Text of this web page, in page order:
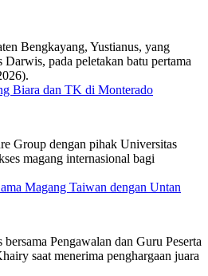
Biara dan TK di Monterado
Magang Taiwan dengan Untan